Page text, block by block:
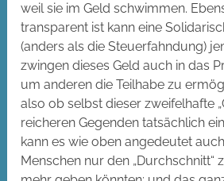
weil sie im Geld schwimmen.
transparent ist kann eine
(anders als die Steuerfahndung)
zwingen dieses Geld auch in das
um anderen die Teilhabe zu
also ob selbst dieser zweifelhafte
reicheren Gegenden tatsächlich
kann es wie oben angedeutet
Menschen nur den „Durchschnitt“